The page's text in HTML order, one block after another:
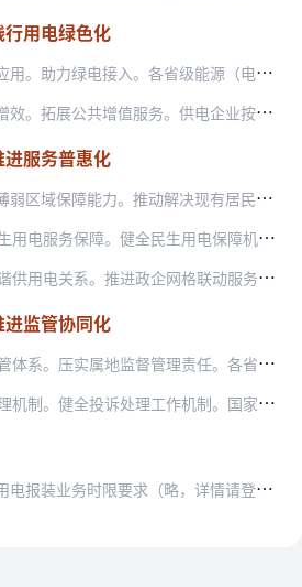
用电绿色化
）主管部门牵头组织开展分布式光伏接入电网承载力评估信息公开工作，组织供电企业针对性制定提升措施，促进配电网与分布…
国家节能降碳有关工作部署，开展企业用户用能数据采集及数字化分析。供电企业免费提供电能监测、能效诊断、能效咨询等公…
服务普惠化
区用电突出问题。各地按照“依法依规、积极稳妥”原则，充分利用“两新”资金等相关支持政策，分类施策，有序推进老旧小…
机制。供电企业应常态开展民生供电设施状态监测，强化迎峰度夏度冬等特殊时期、城乡居住密集区域等重点地段电网设备状态检修和…
务。坚持并发展新时代“枫桥经验”，聚合政企网格资源，政企联动开展“电力客户经理＋政务网格员”联合服务，统一城乡供电服务…
监管协同化
省级能源（电力）主管部门牵头组织开展深化提升“获得电力”服务水平工作，推进落实各项重点任务，指导基层能源（电力）主管部…
家能源局及其派出机构、省级能源（电力）主管部门和供电企业应完善用户投诉处理制度，研究建立投诉转办和协同联办机制。加强供…
业务时限要求（略，详情请登录国家发展改革委网站）